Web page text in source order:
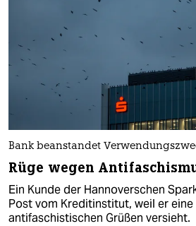
Bank beanstandet
Rüge wegen
Ein Kunde der Hannoverschen
Post vom Kreditinstitut, weil er
antifaschistischen Grüßen versieht.